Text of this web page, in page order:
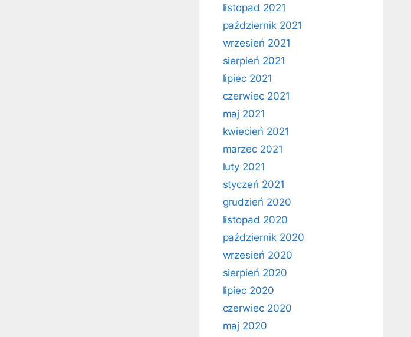
listopad 2021
październik 2021
wrzesień 2021
sierpień 2021
lipiec 2021
czerwiec 2021
maj 2021
kwiecień 2021
marzec 2021
luty 2021
styczeń 2021
grudzień 2020
listopad 2020
październik 2020
wrzesień 2020
sierpień 2020
lipiec 2020
czerwiec 2020
maj 2020